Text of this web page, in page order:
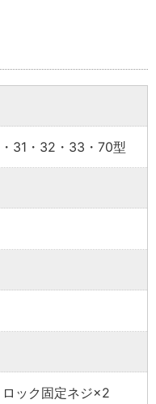
31・32・33・70型
ック固定ネジ×2
品が付属してい
様向け」と記載の